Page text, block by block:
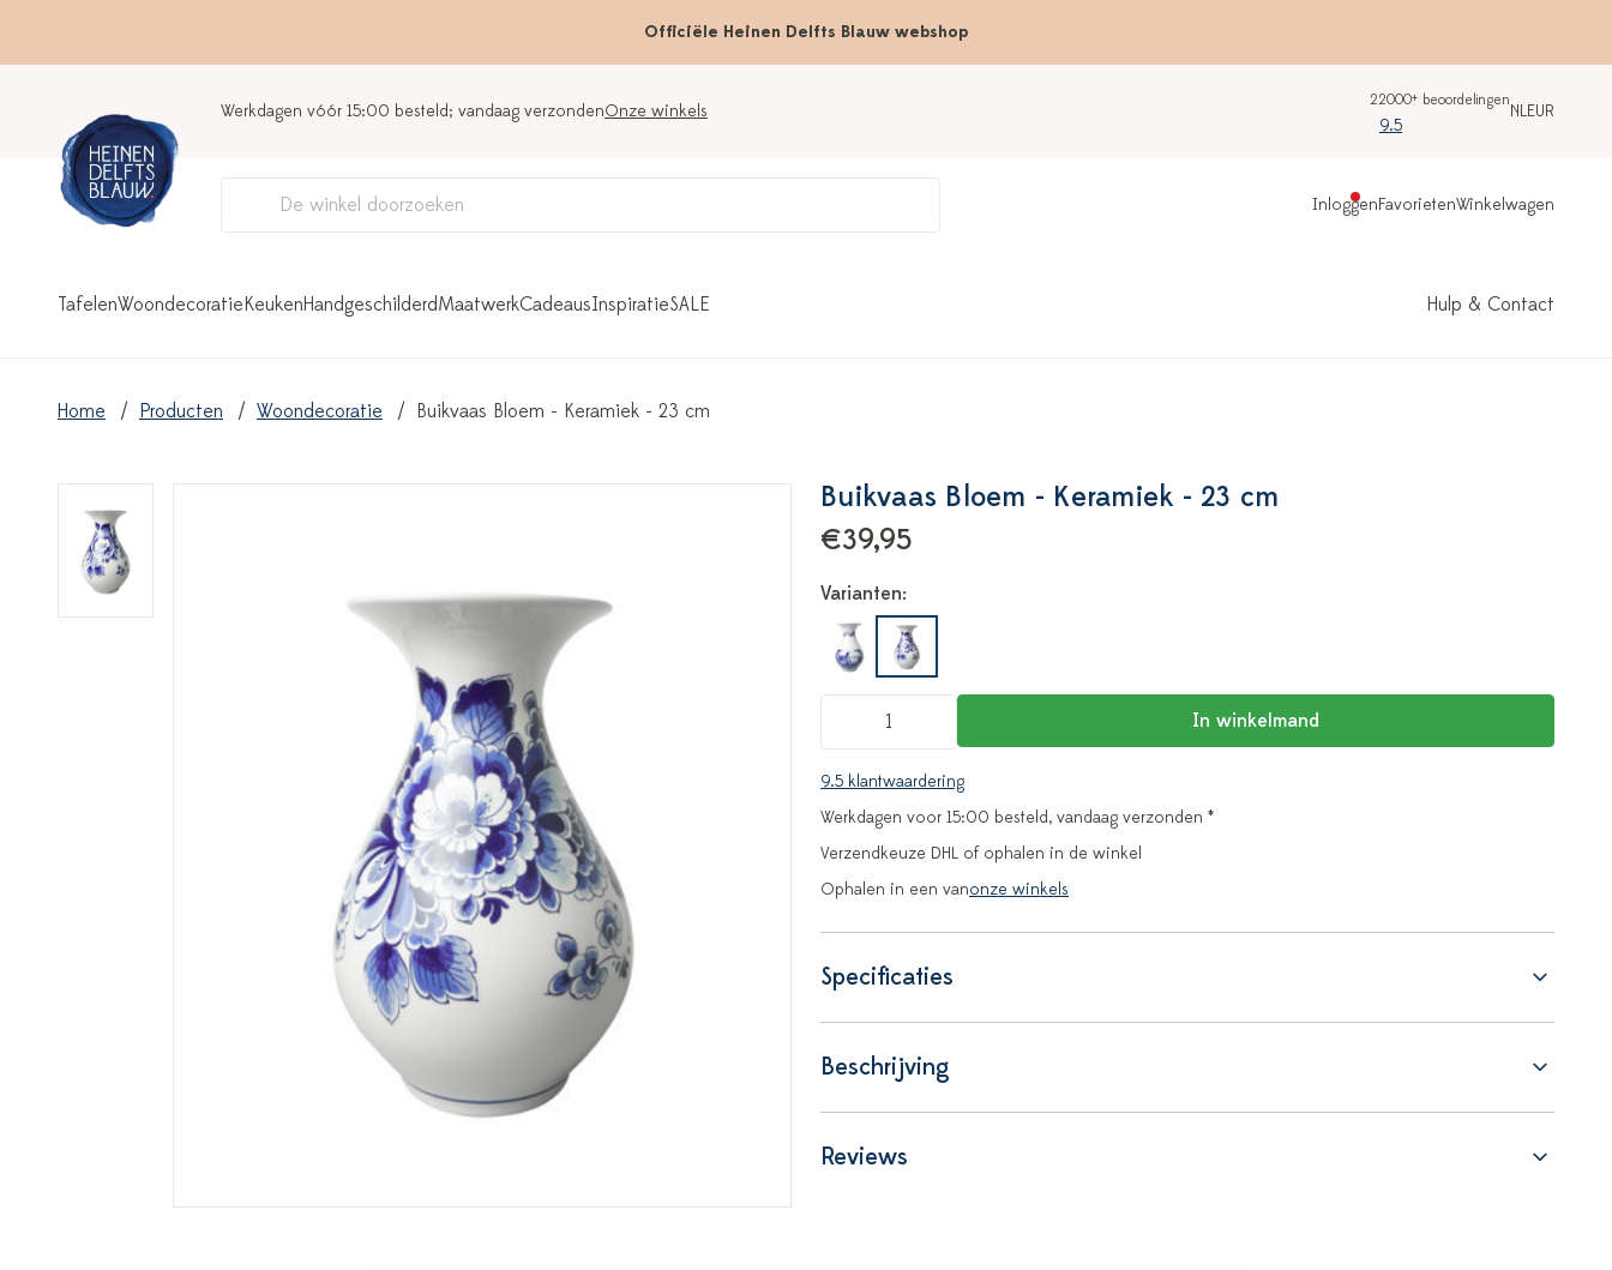
Officiële Heinen Delfts Blauw webshop
Werkdagen vóór 15:00 besteld; vandaag verzondenOnze winkels
22000+ beoordelingen
9.5
NLEUR
InloggenFavorietenWinkelwagen
TafelenWoondecoratieKeukenHandgeschilderdMaatwerkCadeausInspiratieSALE Hulp & Contact
Home Producten Woondecoratie Buikvaas Bloem - Keramiek - 23 cm
Buikvaas Bloem - Keramiek - 23 cm
€39,95
Varianten:
In winkelmand
9.5 klantwaardering
Werkdagen voor 15:00 besteld, vandaag verzonden *
Verzendkeuze DHL of ophalen in de winkel
Ophalen in een vanonze winkels
Specificaties
Beschrijving
Reviews